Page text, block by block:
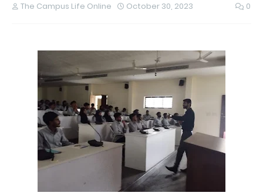
The Campus Life Online October 30, 2023 0